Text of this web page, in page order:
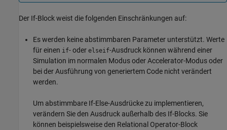
Der If-Block weist die folgenden Einschränkungen auf:
Es werden keine abstimmbaren Parameter unterstützt. Werte
für einen if- oder elseif-Ausdruck können während einer
Simulation im normalen Modus oder Accelerator-Modus oder
bei der Ausführung von generiertem Code nicht verändert
werden.
Um abstimmbare If-Else-Ausdrücke zu implementieren,
verändern Sie den Ausdruck außerhalb des If-Blocks. Sie
können beispielsweise den Relational Operator-Block